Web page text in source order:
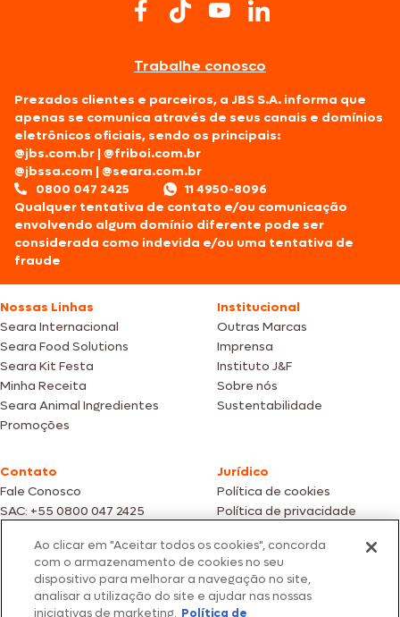
Trabalhe conosco
Prezados clientes e parceiros, a JBS S.A. informa que
apenas se comunica através de seus canais e domínios
eletrônicos oficiais, sendo os principais:
@jbs.com.br |@friboi.com.br
@jbssa.com |@seara.com.br
0800 047 2425
11 4950-8096
Qualquer tentativa de contato e/ou comunicação
envolvendo algum domínio diferente pode ser
considerada como indevida e/ou uma tentativa de
fraude
Nossas Linhas
Seara Internacional
Seara Food Solutions
Seara Kit Festa
Minha Receita
Seara Animal Ingredientes
Promoções
Institucional
Outras Marcas
Imprensa
Instituto J&F
Sobre nós
Sustentabilidade
Contato
Fale Conosco
SAC: +55 0800 047 2425
Jurídico
Política de cookies
Política de privacidade
Fotos meramente ilustrativas | Ofertas válidas enquanto durarem os
estoques dos nossos parceiros | Vendas sujeitas a análise e confirmação
de dados.
Os preços, promoções e condições de pagamento são válidos
exclusivamente para compras efetuadas em nossos parceiros.
Ao clicar em "Aceitar todos os cookies", concorda
com o armazenamento de cookies no seu
dispositivo para melhorar a navegação no site,
analisar a utilização do site e ajudar nas nossas
iniciativas de marketing. Política de